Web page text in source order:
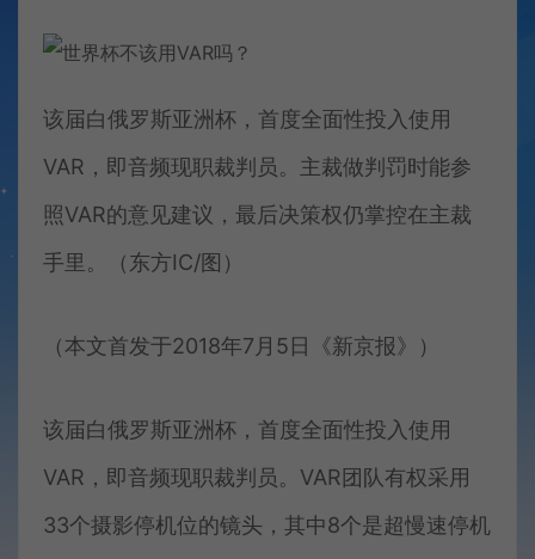
该届白俄罗斯亚洲杯，首度全面性投入使用
VAR，即音频现职裁判员。主裁做判罚时能参
照VAR的意见建议，最后决策权仍掌控在主裁
手里。（东方IC/图）
（本文首发于2018年7月5日《新京报》）
该届白俄罗斯亚洲杯，首度全面性投入使用
VAR，即音频现职裁判员。VAR团队有权采用
33个摄影停机位的镜头，其中8个是超慢速停机